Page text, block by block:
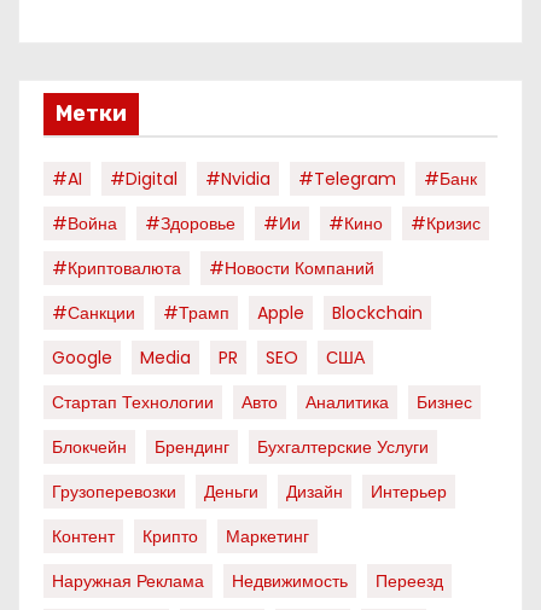
Метки
#AI #digital #nvidia #telegram
#банк
#война
#здоровье #ии #кино
#кризис
#криптовалюта
#новости Компаний
#санкции
#трамп Apple
Blockchain
Google
Media PR SEO
США
Стартап Технологии
Авто Аналитика
Бизнес
Блокчейн
Брендинг
Бухгалтерские Услуги
Грузоперевозки
Деньги Дизайн
Интерьер
Контент
Крипто
Маркетинг
Наружная Реклама
Недвижимость
Переезд